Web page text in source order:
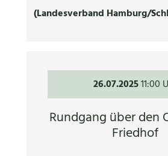
(Landesverband Hamburg/
26.07.202511:00
Rundgang über den
Friedhof